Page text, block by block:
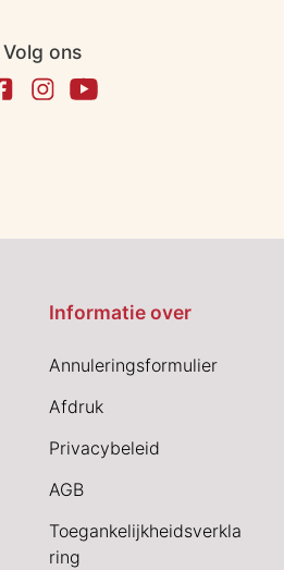
Volg ons
Informatie over
Annuleringsformulier
Afdruk
Privacybeleid
AGB
Toegankelijkheidsverkla
ring